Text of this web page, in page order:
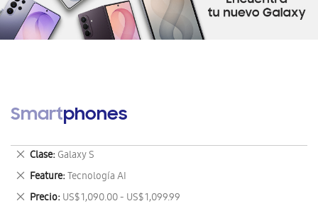
Smartphones
Clase Galaxy S
Eliminar
este
artículo
Feature Tecnología AI
Eliminar
este
Precio US$ 1,090.00 - US$ 1,099.99
Eliminar